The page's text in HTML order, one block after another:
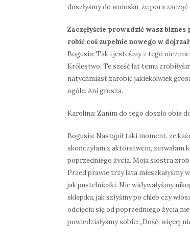
doszłyśmy do wniosku, że pora
Zaczęłyście prowadzić wasz biznes
robić coś zupełnie nowego w
Bogusia: Tak i jesteśmy z tego
Królestwo. Te sześć lat temu
natychmiast zarobić jakiekolwiek
ogóle. Ani grosza.
Karolina: Zanim do tego doszło obie
Bogusia: Nastąpił taki moment, że
skończyłam z aktorstwem,
poprzedniego życia. Moja siostra
Przed prawie trzy lata mieszkałyśmy
jak pustelniczki. Nie widywałyśmy
sklepiku, jak szłyśmy po chleb czy
odcięciu się od poprzedniego życia
powiedziałyśmy sobie: „Dość, więcej